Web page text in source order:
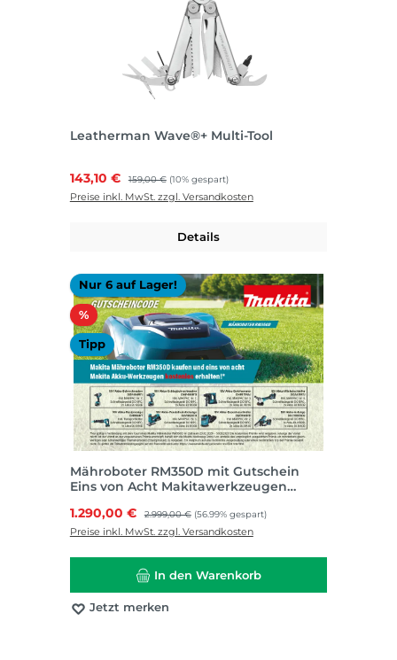
Leatherman Wave®+ Multi-Tool
Verkaufspreis:
143,10 € Regulärer Preis:
159,00 € (10% gespart)
Preise inkl. MwSt. zzgl. Versandkosten
Details
Nur 6 auf Lager!
%Rabatt
Tipp
Mähroboter RM350D mit Gutschein
Eins von Acht Makitawerkzeugen
Verkaufspreis:
1.290,00 € Regulärer Preis:
2.999,00 € (56.99% gespart)
Preise inkl. MwSt. zzgl. Versandkosten
In den Warenkorb
Jetzt merken